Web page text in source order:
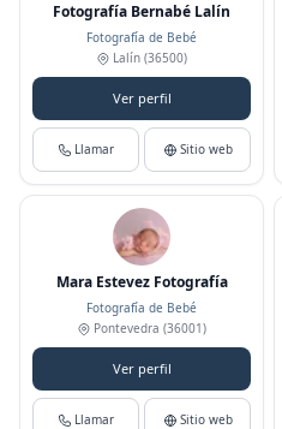
Fotografía Bernabé Lalín
Fotografía de Bebé
Lalín (36500)
Ver perfil
Llamar Sitio web
Mara Estevez Fotografía
Fotografía de Bebé
Pontevedra (36001)
Ver perfil
Llamar Sitio web